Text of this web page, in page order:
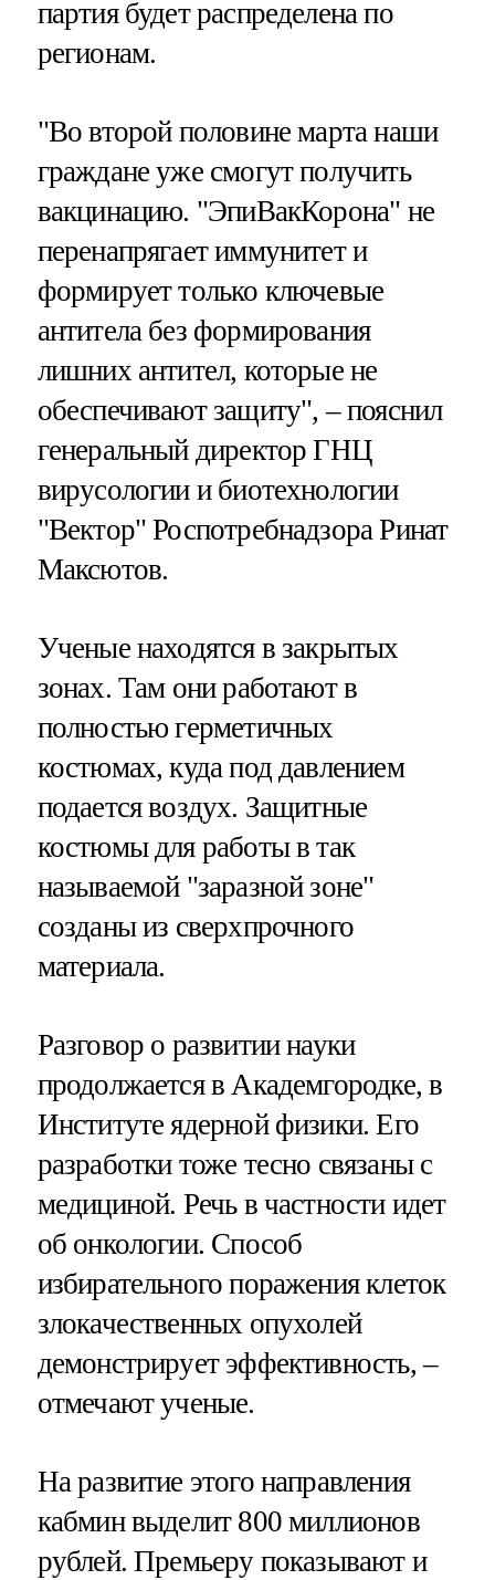
партия будет распределена по
регионам.
"Во второй половине марта наши
граждане уже смогут получить
вакцинацию. "ЭпиВакКорона" не
перенапрягает иммунитет и
формирует только ключевые
антитела без формирования
лишних антител, которые не
обеспечивают защиту", – пояснил
генеральный директор ГНЦ
вирусологии и биотехнологии
"Вектор" Роспотребнадзора Ринат
Максютов.
Ученые находятся в закрытых
зонах. Там они работают в
полностью герметичных
костюмах, куда под давлением
подается воздух. Защитные
костюмы для работы в так
называемой "заразной зоне"
созданы из сверхпрочного
материала.
Разговор о развитии науки
продолжается в Академгородке, в
Институте ядерной физики. Его
разработки тоже тесно связаны с
медициной. Речь в частности идет
об онкологии. Способ
избирательного поражения клеток
злокачественных опухолей
демонстрирует эффективность, –
отмечают ученые.
На развитие этого направления
кабмин выделит 800 миллионов
рублей. Премьеру показывают и